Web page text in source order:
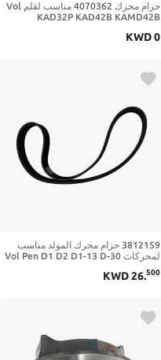
حزام محرك 4070362 مناسب لقلم Vol
KAD32P KAD42B KAMD42B
43 محركات 861564KWD0
3812159 حزام محرك المولد مناسب
لمحركات Vol Pen D1 D2 D1-13 D-30
KWD26.500